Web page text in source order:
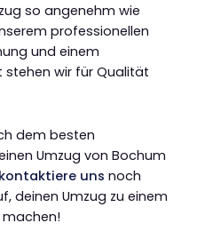
so angenehm wie
professionellen
und einem
wir für Qualität
dem besten
Umzug von Bochum
kontaktiere uns noch
deinen Umzug zu einem
machen!